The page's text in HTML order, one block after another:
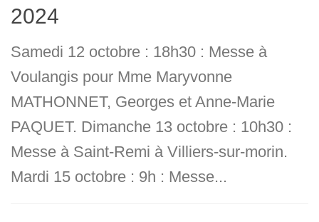
2024
Samedi 12 octobre : 18h30 : Messe à
Voulangis pour Mme Maryvonne
MATHONNET, Georges et Anne-Marie
PAQUET. Dimanche 13 octobre : 10h30 :
Messe à Saint-Remi à Villiers-sur-morin.
Mardi 15 octobre : 9h : Messe...